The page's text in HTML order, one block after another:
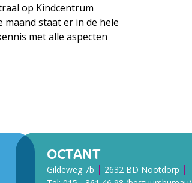
op Kindcentrum
maand staat er in de hele
met alle aspecten
OCTANT
Gildeweg 7b
2632 BD Nootdorp